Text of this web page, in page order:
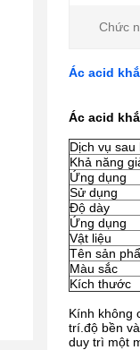
Chức
Ác acid
Ác acid
Dịch vụ sau
Khả năng
Ứng dụng
Sử dụng
Độ dày
Ứng dụng
Vật liệu
Tên sản
Màu sắc
Kích thước
Kính không
trí.độ bền
duy trì một